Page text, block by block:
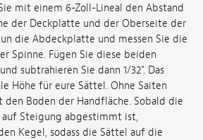
mit einem 6-Zoll-Lineal den Abstand
der Deckplatte und der Oberseite der
die Abdeckplatte und messen Sie die
Spinne. Fügen Sie diese beiden
subtrahieren Sie dann 1/32". Das
Höhe für eure Sättel. Ohne Saiten
Boden der Handfläche. Sobald die
Steigung abgestimmt ist,
Kegel, sodass die Sättel auf die